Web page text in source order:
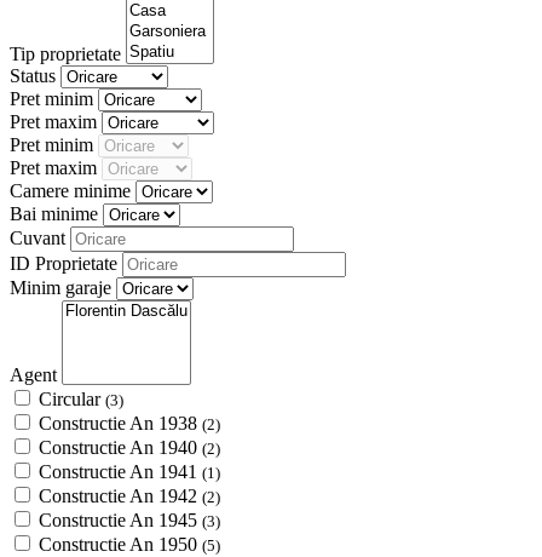
Tip proprietate
Status
Pret minim
Pret maxim
Pret minim
Pret maxim
Camere minime
Bai minime
Cuvant
ID Proprietate
Minim garaje
Agent
Circular (3)
Constructie An 1938 (2)
Constructie An 1940 (2)
Constructie An 1941 (1)
Constructie An 1942 (2)
Constructie An 1945 (3)
Constructie An 1950 (5)